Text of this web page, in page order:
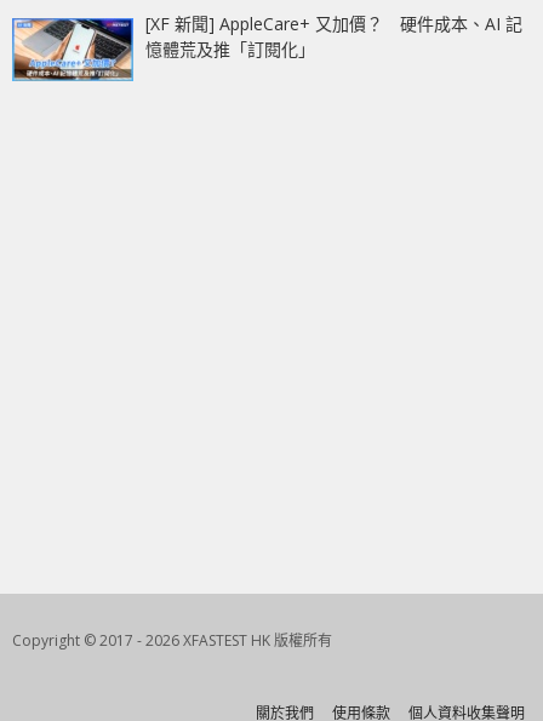
[XF 新聞] AppleCare+ 又加價？ 硬件成本、AI 記
憶體荒及推「訂閱化」
Copyright © 2017 - 2026 XFASTEST HK 版權所有
關於我們 使用條款 個人資料收集聲明